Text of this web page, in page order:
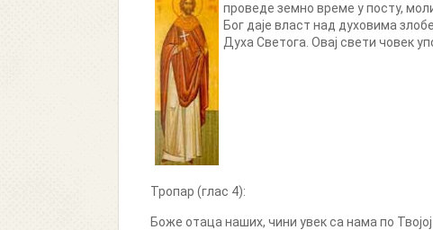
проведе земно време у посту,
Бог даје власт над духовима
Духа Светога. Овај свети човек
Тропар (глас 4):
Боже отаца наших, чини увек са нама по